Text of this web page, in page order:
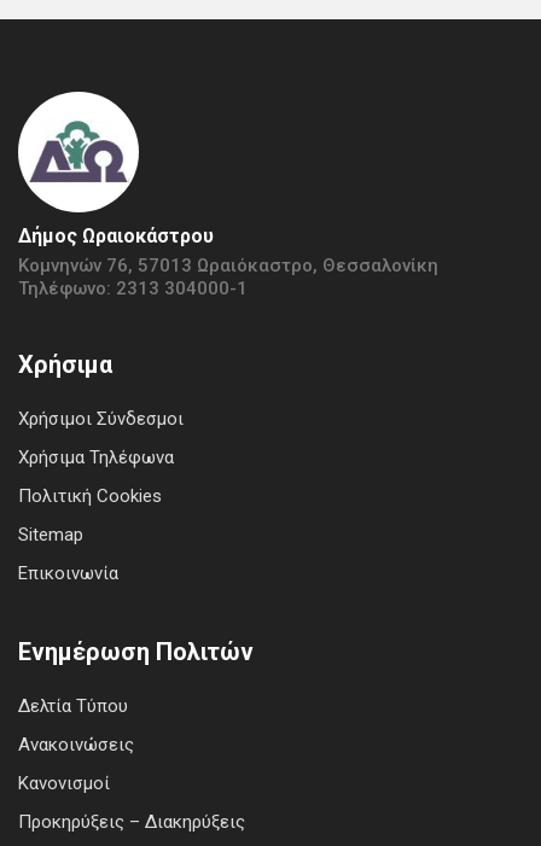
Δήμος Ωραιοκάστρου
Κομνηνών 76, 57013 Ωραιόκαστρο, Θεσσαλονίκη
Τηλέφωνο: 2313 304000-1
Χρήσιμα
Χρήσιμοι Σύνδεσμοι
Χρήσιμα Τηλέφωνα
Πολιτική Cookies
Sitemap
Επικοινωνία
Ενημέρωση Πολιτών
Δελτία Τύπου
Ανακοινώσεις
Κανονισμοί
Προκηρύξεις – Διακηρύξεις